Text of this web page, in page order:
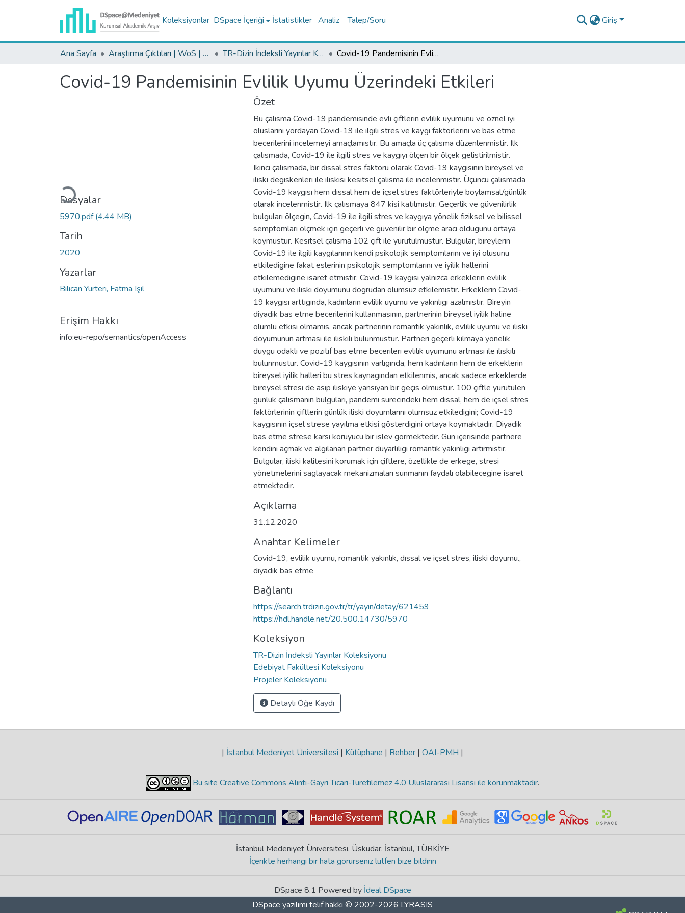
Koleksiyonlar DSpace İçeriği İstatistikler Analiz Talep/Soru Giriş
Ana Sayfa Araştırma Çıktıları | WoS | Scopus | TR-Dizin | PubMed TR-Dizin İndeksli Yayınlar Koleksiyonu Covid-19 Pandemisinin Evlilik Uyumu Üzerindeki Etkileri
Covid-19 Pandemisinin Evlilik Uyumu Üzerindeki Etkileri
Yükleniyor...
Dosyalar
5970.pdf(4.44 MB)
Tarih
2020
Yazarlar
Bilican Yurteri, Fatma Işıl
Erişim Hakkı
info:eu-repo/semantics/openAccess
Özet
Bu çalısma Covid-19 pandemisinde evli çiftlerin evlilik uyumunu ve öznel iyi
oluslarını yordayan Covid-19 ile ilgili stres ve kaygı faktörlerini ve bas etme
becerilerini incelemeyi amaçlamıstır. Bu amaçla üç çalısma düzenlenmistir. Ilk
çalısmada, Covid-19 ile ilgili stres ve kaygıyı ölçen bir ölçek gelistirilmistir.
Ikinci çalısmada, bir dıssal stres faktörü olarak Covid-19 kaygısının bireysel ve
iliski degiskenleri ile iliskisi kesitsel çalısma ile incelenmistir. Üçüncü çalısmada
Covid-19 kaygısı hem dıssal hem de içsel stres faktörleriyle boylamsal/günlük
olarak incelenmistir. Ilk çalısmaya 847 kisi katılmıstır. Geçerlik ve güvenilirlik
bulguları ölçegin, Covid-19 ile ilgili stres ve kaygıya yönelik fiziksel ve bilissel
semptomları ölçmek için geçerli ve güvenilir bir ölçme aracı oldugunu ortaya
koymustur. Kesitsel çalısma 102 çift ile yürütülmüstür. Bulgular, bireylerin
Covid-19 ile ilgili kaygılarının kendi psikolojik semptomlarını ve iyi olusunu
etkiledigine fakat eslerinin psikolojik semptomlarını ve iyilik hallerini
etkilemedigine isaret etmistir. Covid-19 kaygısı yalnızca erkeklerin evlilik
uyumunu ve iliski doyumunu dogrudan olumsuz etkilemistir. Erkeklerin Covid-
19 kaygısı arttıgında, kadınların evlilik uyumu ve yakınlıgı azalmıstır. Bireyin
diyadik bas etme becerilerini kullanmasının, partnerinin bireysel iyilik haline
olumlu etkisi olmamıs, ancak partnerinin romantik yakınlık, evlilik uyumu ve iliski
doyumunun artması ile iliskili bulunmustur. Partneri geçerli kılmaya yönelik
duygu odaklı ve pozitif bas etme becerileri evlilik uyumunu artması ile iliskili
bulunmustur. Covid-19 kaygısının varlıgında, hem kadınların hem de erkeklerin
bireysel iyilik halleri bu stres kaynagından etkilenmis, ancak sadece erkeklerde
bireysel stresi de asıp iliskiye yansıyan bir geçis olmustur. 100 çiftle yürütülen
günlük çalısmanın bulguları, pandemi sürecindeki hem dıssal, hem de içsel stres
faktörlerinin çiftlerin günlük iliski doyumlarını olumsuz etkiledigini; Covid-19
kaygısının içsel strese yayılma etkisi gösterdigini ortaya koymaktadır. Diyadik
bas etme strese karsı koruyucu bir islev görmektedir. Gün içerisinde partnere
kendini açmak ve algılanan partner duyarlılıgı romantik yakınlıgı artırmıstır.
Bulgular, iliski kalitesini korumak için çiftlere, özellikle de erkege, stresi
yönetmelerini saglayacak mekanizmaları sunmanın faydalı olabilecegine isaret
etmektedir.
Açıklama
31.12.2020
Anahtar Kelimeler
Covid-19, evlilik uyumu, romantik yakınlık, dıssal ve içsel stres, iliski doyumu.,
diyadik bas etme
Bağlantı
https://search.trdizin.gov.tr/tr/yayin/detay/621459
https://hdl.handle.net/20.500.14730/5970
Koleksiyon
TR-Dizin İndeksli Yayınlar Koleksiyonu
Edebiyat Fakültesi Koleksiyonu
Projeler Koleksiyonu
Detaylı Öğe Kaydı
| İstanbul Medeniyet Üniversitesi | Kütüphane | Rehber | OAI-PMH |
Bu site Creative Commons Alıntı-Gayri Ticari-Türetilemez 4.0 Uluslararası Lisansı ile korunmaktadır.
İstanbul Medeniyet Üniversitesi, Üsküdar, İstanbul, TÜRKİYE
İçerikte herhangi bir hata görürseniz lütfen bize bildirin
DSpace 8.1 Powered by İdeal DSpace
DSpace yazılımı telif hakkı © 2002-2026 LYRASIS